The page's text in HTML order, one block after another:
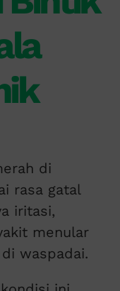
di
rasa gatal
iritasi,
menular
waspadai.